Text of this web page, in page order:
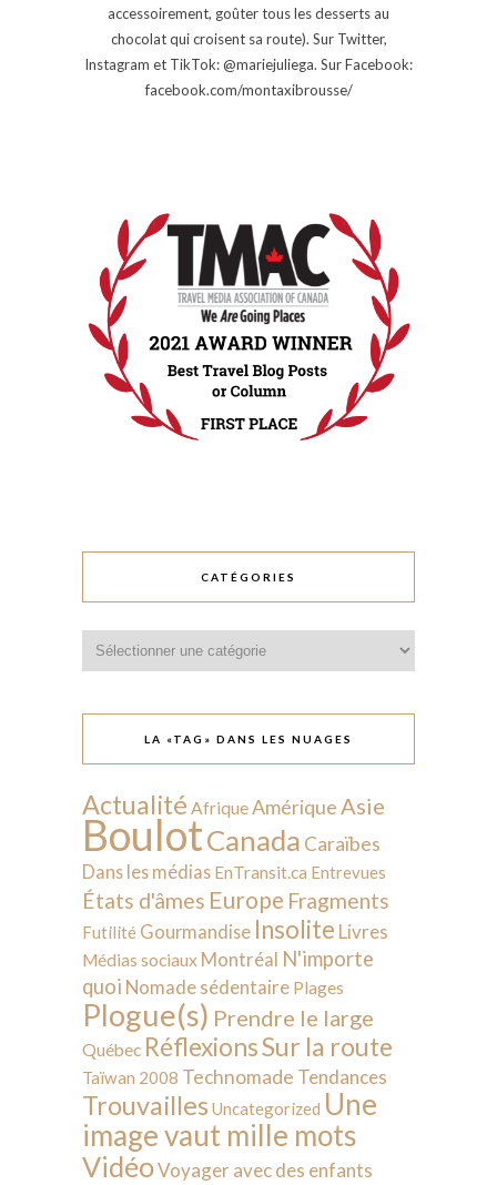
accessoirement, goûter tous les desserts au
chocolat qui croisent sa route). Sur Twitter,
Instagram et TikTok: @mariejuliega. Sur Facebook:
facebook.com/montaxibrousse/
CATÉGORIES
LA «TAG» DANS LES NUAGES
Actualité AfriqueAmériqueAsie
BoulotCanada Caraïbes
Dans les médias EnTransit.ca Entrevues
États d'âmes Europe Fragments
Futilité Gourmandise Insolite Livres
Médias sociaux Montréal N'importe
quoi Nomade sédentaire Plages
Plogue(s) Prendre le large
Québec RéflexionsSur la route
Taïwan 2008 Technomade Tendances
Trouvailles Uncategorized Une
image vaut mille mots
VidéoVoyager avec des enfants